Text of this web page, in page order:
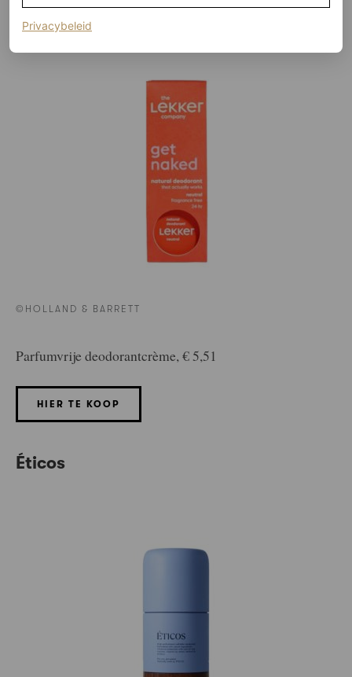
The Lekker company
©HOLLAND & BARRETT
Parfumvrije deodorantcrème, € 5,51
HIER TE KOOP
Éticos
Privacybeleid